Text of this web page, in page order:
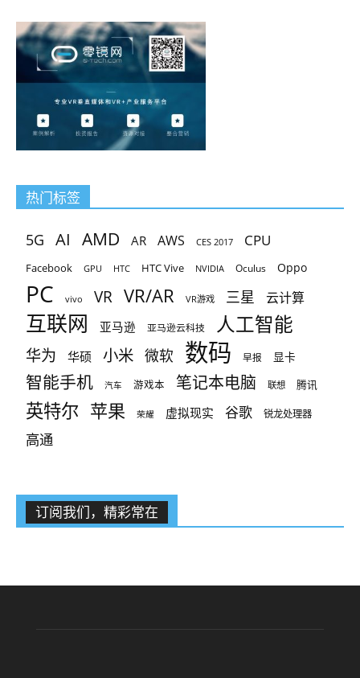
热门标签
5G AI AMD AR AWS CES 2017 CPU
Facebook GPU HTC HTC Vive NVIDIA Oculus Oppo
PC vivo VR VR/AR VR游戏 三星 云计算
互联网 亚马逊 亚马逊云科技 人工智能
华为 华硕 小米 微软 数码 早报 显卡
智能手机 汽车 游戏本 笔记本电脑 联想 腾讯
英特尔 苹果 荣耀 虚拟现实 谷歌 锐龙处理器
高通
订阅我们，精彩常在